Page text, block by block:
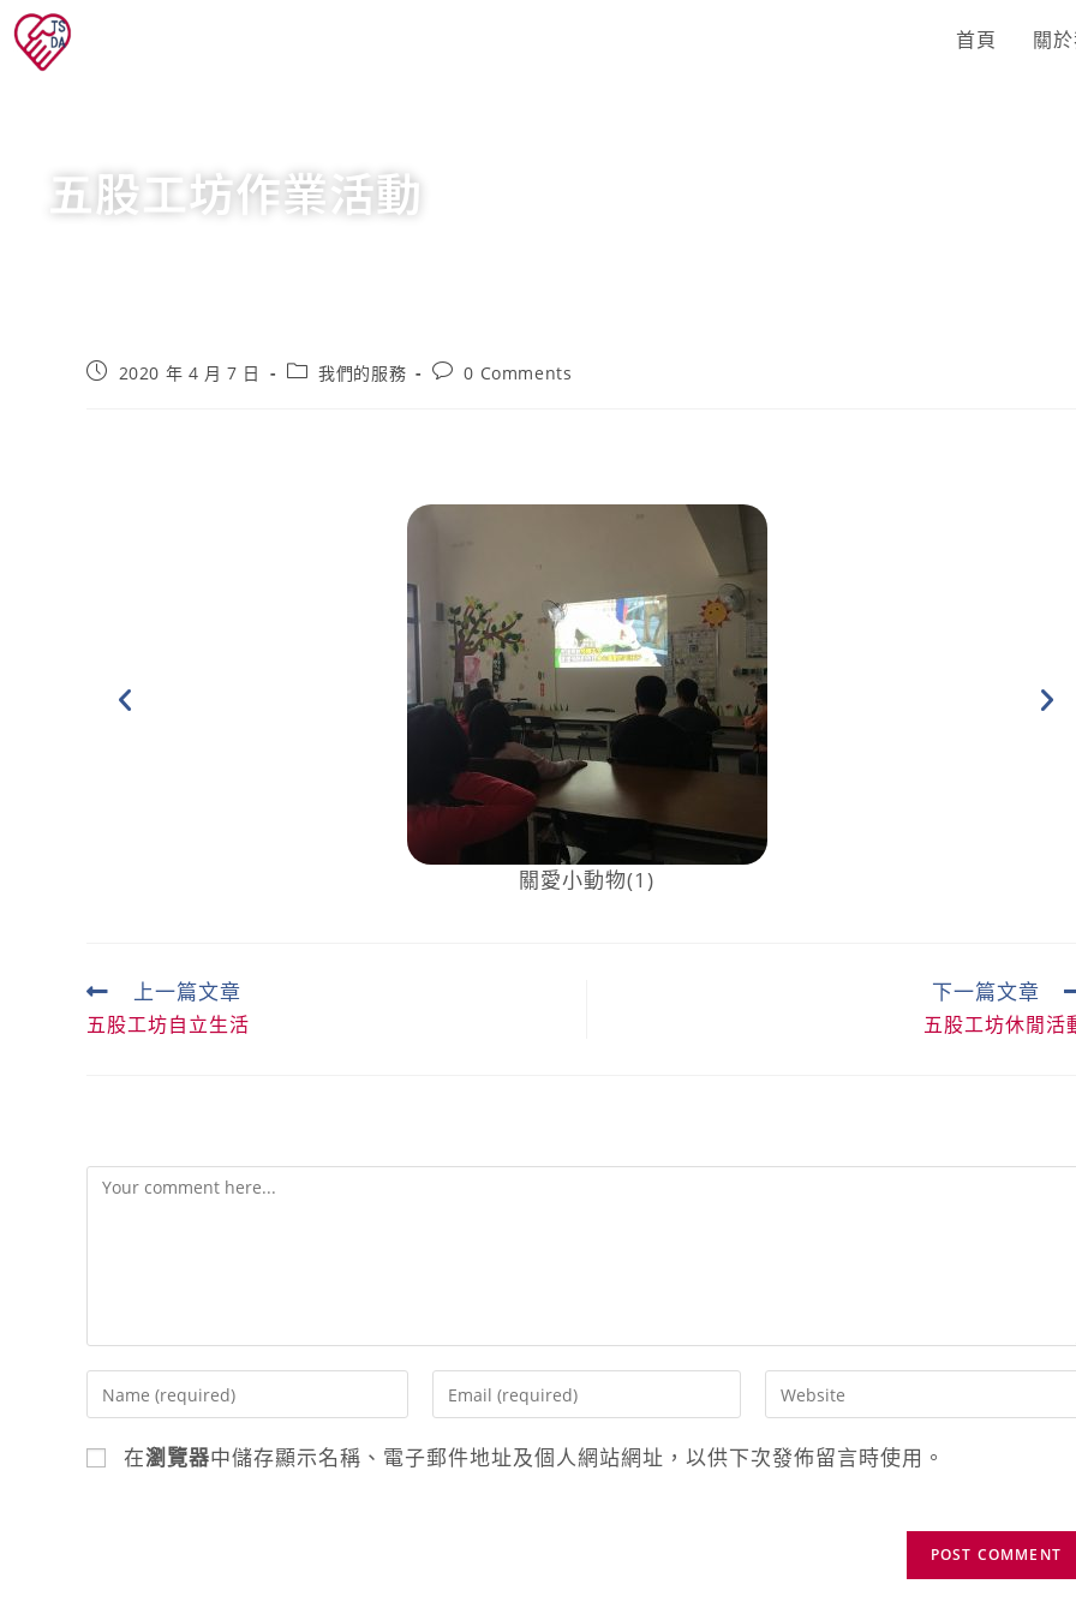
首頁 關
五股工坊作業活動
2020 年 4 月 7 日 我們的服務 0 Comments
關愛小動物(1)
上一篇文章
五股工坊自立生活
下一篇文章
五股工坊休閒活
在瀏覽器中儲存顯示名稱、電子郵件地址及個人網站網址，以供下次發佈留言時使用。